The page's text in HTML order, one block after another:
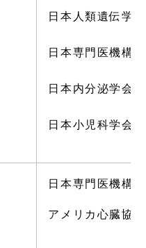
日本人類遺伝学
日本専門医機構
日本内分泌学会
日本小児科学会
日本専門医機構
アメリカ心臓協